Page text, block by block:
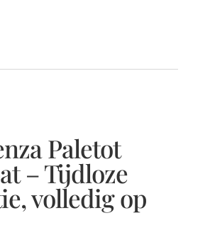
Paletot
– Tijdloze
volledig op